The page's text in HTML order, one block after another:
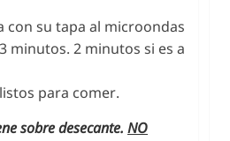
con su tapa al microondas
minutos. 2 minutos si es a
para comer.
sobre desecante. NO